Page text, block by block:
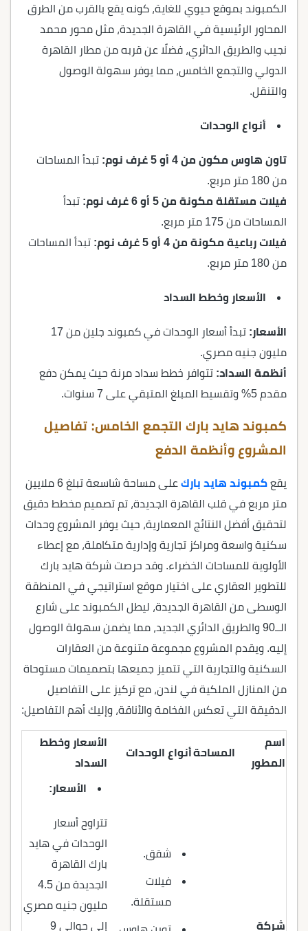
الكمبوند بموقع حيوي للغاية، كونه يقع بالقرب من الطرق
المحاور الرئيسية في القاهرة الجديدة، مثل محور محمد
نجيب والطريق الدائري، فضلًا عن قربه من مطار القاهرة
الدولي والتجمع الخامس، مما يوفر سهولة الوصول
والتنقل.
أنواع الوحدات
تاون هاوس مكون من 4 أو 5 غرف نوم:
تبدأ المساحات
من 180 متر مربع.
فيلات مستقلة مكونة من 5 أو 6 غرف نوم:
تبدأ
المساحات من 175 متر مربع.
فيلات رباعية مكونة من 4 أو 5 غرف نوم:
تبدأ المساحات
من 180 متر مربع.
الأسعار وخطط السداد
الأسعار:
تبدأ أسعار الوحدات في كمبوند جلين من 17
مليون جنيه مصري.
أنظمة السداد: تتوافر خطط سداد مرنة حيث يمكن دفع
مقدم 5% وتقسيط المبلغ المتبقي على 7 سنوات.
كمبوند هايد بارك التجمع الخامس: تفاصيل
المشروع وأنظمة الدفع
يقع كمبوند هايد بارك
على مساحة شاسعة تبلغ 6 ملايين
متر مربع في قلب القاهرة الجديدة، تم تصميم مخطط دقيق
لتحقيق أفضل النتائج المعمارية، حيث يوفر المشروع وحدات
سكنية واسعة ومراكز تجارية وإدارية متكاملة، مع إعطاء
الأولوية للمساحات الخضراء. وقد حرصت شركة هايد بارك
للتطوير العقاري على اختيار موقع استراتيجي في المنطقة
الوسطى من القاهرة الجديدة، ليطل الكمبوند على شارع
الــ90 والطريق الدائري الجديد، مما يضمن سهولة الوصول
إليه. ويقدم المشروع مجموعة متنوعة من العقارات
السكنية والتجارية التي تتميز جميعها بتصميمات مستوحاة
من المنازل الملكية في لندن، مع تركيز على التفاصيل
الدقيقة التي تعكس الفخامة والأناقة، وإليك أهم التفاصيل:
اسم
المطور
المساحةأنواع الوحدات
الأسعار وخطط
السداد
شركة
شقق.
فيلات
مستقلة.
الأسعار:
تتراوح أسعار
الوحدات في هايد
بارك القاهرة
الجديدة من 4.5
مليون جنيه مصري
إلى حوالي 9